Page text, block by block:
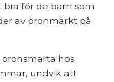
bra för de barn som
av öronmärkt på
hos
undvik att